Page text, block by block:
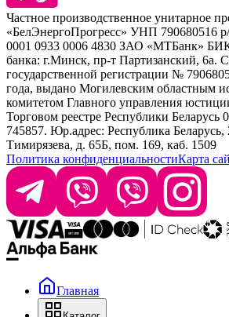
Kebren
Selective Professional
White Line
+ 375 29 1649505
info@krasabel.by
Офис: г. Минск, ул. Тимирязева
Склад: г. Минск, ул. Домбровская,
Время работы: пн–чт 9:00–17:30, пт
Частное производственное унитарное
«БелЭнергоПрогресс» УНП 790680516
0001 0933 0006 4830 ЗАО «МТБанк»
банка: г.Минск, пр-т Партизанский, 6а.
государственной регистрации №
года, выдано Могилевским областным
комитетом Главного управления
Торговом реестре Республики Беларусь
745857. Юр.адрес: Республика
Тимирязева, д. 65Б, пом. 169, каб. 1509
Политика конфиденциальностиКарта
Главная